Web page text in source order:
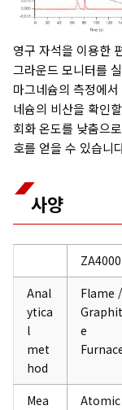
영구 자석을 이용한
그라운드 모니터를
마그네슘의 측정에
네슘의 비산을 확인
회화 온도를 낮춤으
호를 얻을 수 있습니
사양
ZA4000
Anal
ytica
l
met
hod
Flame /
Graphit
e
Mea